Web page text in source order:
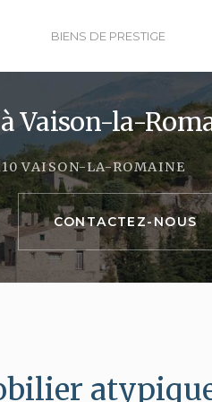
BIENS DE PRESTIGE
à Vaison-la-
VAISON-LA-ROMAINE
CONTACTEZ- NOUS